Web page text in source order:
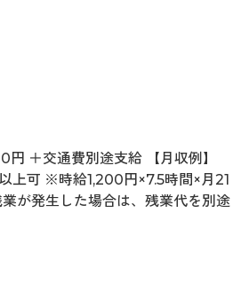
円 ＋交通費別途支給 【月収例】
上可 ※時給1,200円×7.5時間×月21
が発生した場合は、残業代を別途